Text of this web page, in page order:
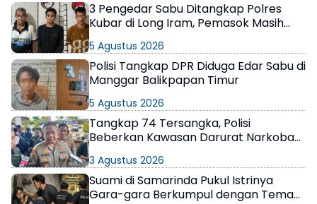
3 Pengedar Sabu Ditangkap Polres
Kubar di Long Iram, Pemasok Masih
5 Agustus 2026
Polisi Tangkap DPR Diduga Edar Sabu di
Manggar Balikpapan Timur
5 Agustus 2026
Tangkap 74 Tersangka, Polisi
Beberkan Kawasan Darurat Narkoba
3 Agustus 2026
Suami di Samarinda Pukul Istrinya
Gara-gara Berkumpul dengan Teman